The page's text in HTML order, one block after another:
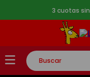
3 cuotas
Buscar